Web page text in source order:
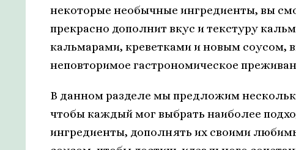
некоторые необычные ингредиенты, вы
прекрасно дополнит вкус и текстуру
кальмарами, креветками и новым соусом,
неповторимое гастрономическое
В данном разделе мы предложим
чтобы каждый мог выбрать наиболее
ингредиенты, дополнять их своими